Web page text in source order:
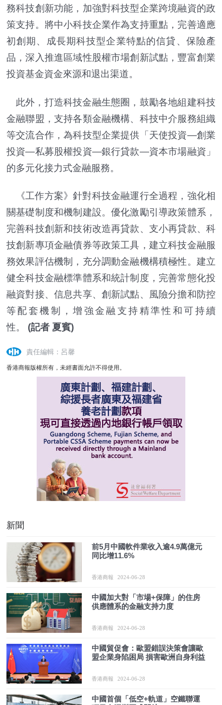
務科技創新功能，加強對科技型企業跨境融資的政
策支持。將中小科技企業作為支持重點，完善適應
初創期、成長期科技型企業特點的信貸、保險產
品，深入推進區域性股權市場創新試點，豐富創業
投資基金資金來源和退出渠道。
此外，打造科技金融生態圈，鼓勵各地組建科技
金融聯盟，支持各類金融機構、科技中介服務組織
等交流合作，為科技型企業提供「天使投資—創業
投資—私募股權投資—銀行貸款—資本市場融資」
的多元化接力式金融服務。
《工作方案》針對科技金融運行全過程，強化相
關基礎制度和機制建設。優化激勵引導政策體系，
完善科技創新和技術改造再貸款、支小再貸款、科
技創新專項金融債券等政策工具，建立科技金融服
務效果評估機制，充分調動金融機構積極性。建立
健全科技金融標準體系和統計制度，完善常態化投
融資對接、信息共享、創新試點、風險分擔和防控
等配套機制，增強金融支持精準性和可持續
性。
(記者 夏賓)
責任編輯：呂馨
香港商報版權所有，未經書面允許不得使用。
新聞
前5月中國軟件業收入逾4.9萬億元
同比增11.6%
香港商報 2024-06-28
中國加大對「市場+保障」的住房
供應體系的金融支持力度
香港商報 2024-06-28
中國貿促會：歐盟錯誤決策會讓歐
盟企業身陷困局 損害歐洲自身利益
香港商報 2024-06-28
中國首個「低空+軌道」空鐵聯運